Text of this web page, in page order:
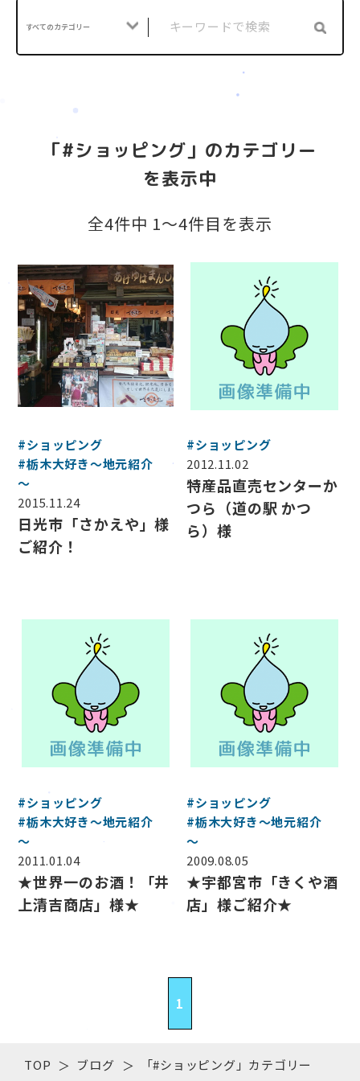
サービス案内
CSR活動
採用情報
お知らせ
ブログ
お問い合わせ
すべてのカテゴリー
「#ショッピング」のカテゴリー
を表示中
全4件中 1〜4件目を表示
#ショッピング
#栃木大好き～地元紹介
～
2015.11.24
日光市「さかえや」様
ご紹介！
#ショッピング
2012.11.02
特産品直売センターか
つら（道の駅 かつ
ら）様
#ショッピング
#栃木大好き～地元紹介
～
2011.01.04
★世界一のお酒！「井
上清吉商店」様★
#ショッピング
#栃木大好き～地元紹介
～
2009.08.05
★宇都宮市「きくや酒
店」様ご紹介★
1
TOP ブログ 「#ショッピング」カテゴリー